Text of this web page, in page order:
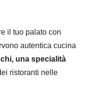
il tuo palato con
autentica cucina
una specialità
ristoranti nelle